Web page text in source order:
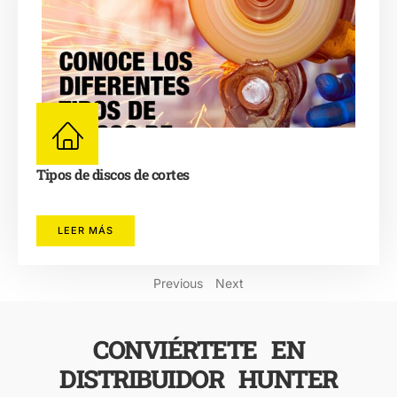
Tipos de discos de cortes
LEER MÁS
Previous Next
CONVIÉRTETE EN
DISTRIBUIDOR HUNTER